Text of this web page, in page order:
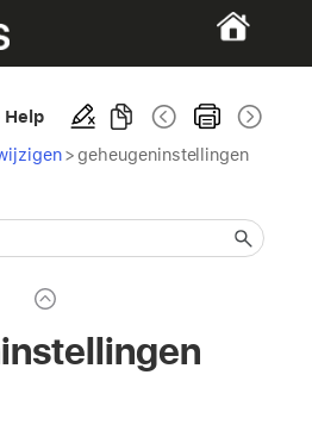
Help
>geheugeninstellingen